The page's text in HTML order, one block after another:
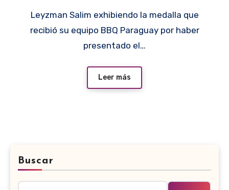
Leyzman Salim exhibiendo la medalla que
recibió su equipo BBQ Paraguay por haber
presentado el…
Leer más
Buscar